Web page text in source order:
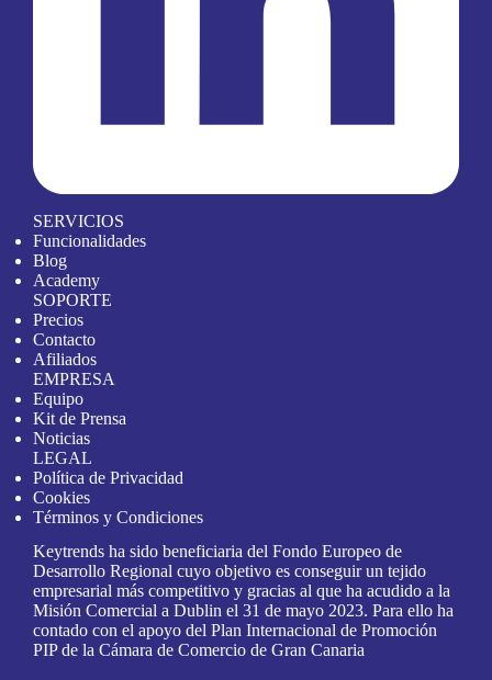
SERVICIOS
Funcionalidades
Blog
Academy
SOPORTE
Precios
Contacto
Afiliados
EMPRESA
Equipo
Kit de Prensa
Noticias
LEGAL
Política de Privacidad
Cookies
Términos y Condiciones
Keytrends ha sido beneficiaria del Fondo Europeo de
Desarrollo Regional cuyo objetivo es conseguir un tejido
empresarial más competitivo y gracias al que ha acudido a la
Misión Comercial a Dublin el 31 de mayo 2023. Para ello ha
contado con el apoyo del Plan Internacional de Promoción
PIP de la Cámara de Comercio de Gran Canaria